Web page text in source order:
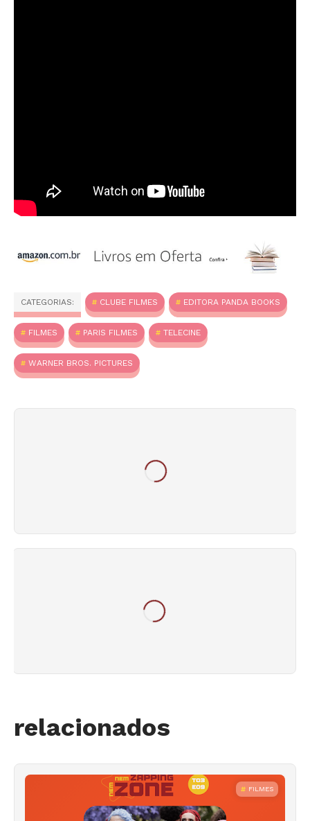
CATEGORIAS: CLUBE FILMES EDITORA PANDA BOOKS
FILMES PARIS FILMES TELECINE
WARNER BROS. PICTURES
relacionados
FILMES